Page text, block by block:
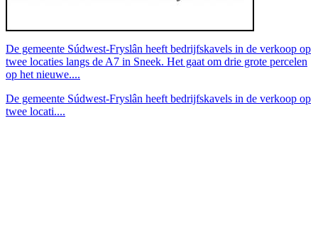
De gemeente Súdwest-Fryslân heeft bedrijfskavels in de verkoop op
twee locaties langs de A7 in Sneek. Het gaat om drie grote percelen
op het nieuwe....
De gemeente Súdwest-Fryslân heeft bedrijfskavels in de verkoop op
twee locati....